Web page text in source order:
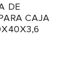
DE
CAJA